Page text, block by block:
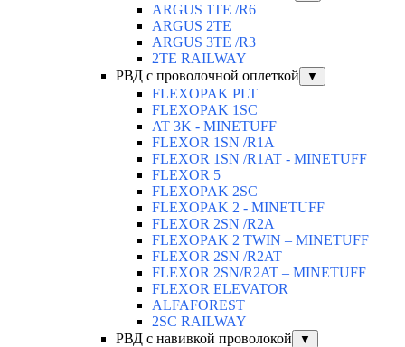
ARGUS 1TE /R6
ARGUS 2TЕ
ARGUS 3TE /R3
2TE RAILWAY
РВД с проволочной оплеткой
▼
FLEXOPAK PLT
FLEXOPAK 1SС
AT 3K - MINETUFF
FLEXOR 1SN /R1A
FLEXOR 1SN /R1AT - MINETUFF
FLEXOR 5
FLEXOPAK 2SС
FLEXOPAK 2 - MINETUFF
FLEXOR 2SN /R2A
FLEXOPAK 2 TWIN – MINETUFF
FLEXOR 2SN /R2AT
FLEXOR 2SN/R2AT – MINETUFF
FLEXOR ELEVATOR
ALFAFOREST
2SC RAILWAY
РВД с навивкой проволокой
▼